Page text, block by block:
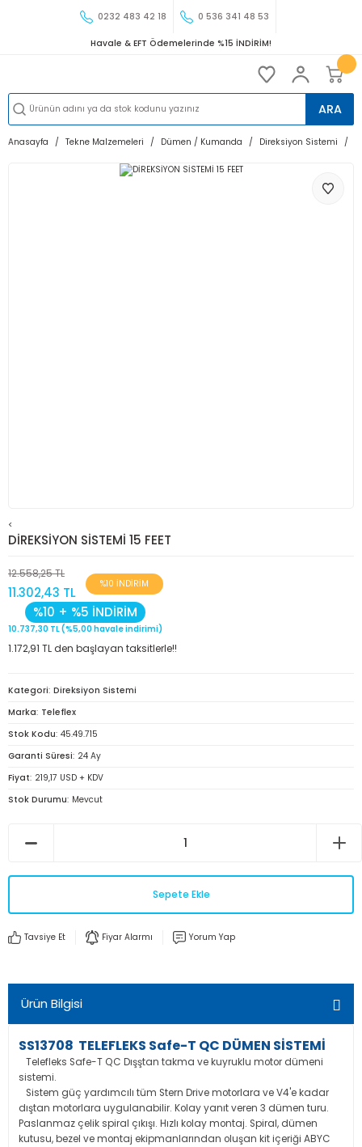
0232 483 42 18 0 536 341 48 53
Havale & EFT Ödemelerinde %15 İNDİRİM!
ARA
Anasayfa Tekne Malzemeleri Dümen / Kumanda Direksiyon Sistemi
<
DİREKSİYON SİSTEMİ 15 FEET
12.558,25 TL
11.302,43 TL
%10 İNDİRİM
%10 + %5 İNDİRİM
10.737,30 TL (%5,00 havale indirimi)
1.172,91 TL den başlayan taksitlerle!!
Kategori Direksiyon Sistemi
Marka Teleflex
Stok Kodu 45.49.715
Garanti Süresi 24 Ay
Fiyat 219,17 USD + KDV
Stok Durumu Mevcut
Sepete Ekle
Tavsiye Et Fiyar Alarmı Yorum Yap
Ürün Bilgisi
SS13708 TELEFLEKS Safe-T QC DÜMEN SİSTEMİ
Telefleks Safe-T QC Dışştan takma ve kuyruklu motor dümeni
sistemi.
Sistem güç yardımcılı tüm Stern Drive motorlara ve V4'e kadar
dıştan motorlara uygulanabilir. Kolay yanıt veren 3 dümen turu.
Paslanmaz çelik spiral çıkışı. Hızlı kolay montaj. Spiral, dümen
kutusu, bezel ve montaj ekipmanlarından oluşan kit içeriği ABYC